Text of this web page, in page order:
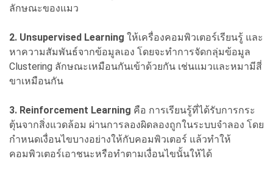
ลักษณะของแมว
2. Unsupervised Learning ให้เครื่องคอมพิวเตอร์เรียนรู้ และ
หาความสัมพันธ์จากข้อมูลเอง โดยจะทำการจัดกลุ่มข้อมูล
Clustering ลักษณะเหมือนกันเข้าด้วยกัน เช่นแมวและหมามีสี่
ขาเหมือนกัน
3. Reinforcement Learning คือ การเรียนรู้ที่ได้รับการกระ
ตุ้นจากสิ่งแวดล้อม ผ่านการลองผิดลองถูกในระบบจำลอง โดย
กำหนดเงื่อนไขบางอย่างให้กับคอมพิวเตอร์ แล้วทำให้
คอมพิวเตอร์เอาชนะหรือทำตามเงื่อนไขนั้นให้ได้